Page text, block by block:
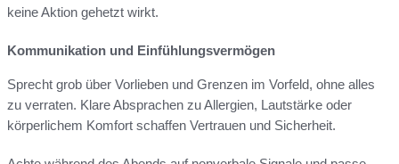
keine Aktion gehetzt wirkt.
Kommunikation und Einfühlungsvermögen
Sprecht grob über Vorlieben und Grenzen im Vorfeld, ohne alles
zu verraten. Klare Absprachen zu Allergien, Lautstärke oder
körperlichem Komfort schaffen Vertrauen und Sicherheit.